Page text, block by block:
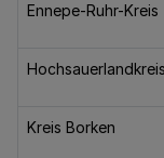
Ennepe-Ruhr-Kreis
Hochsauerlandkreis
Kreis Borken